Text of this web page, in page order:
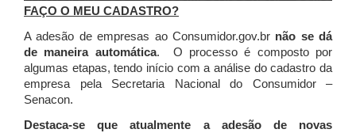
FAÇO O MEU CADASTRO?
A adesão de empresas ao Consumidor.gov.br não se dá
de maneira automática. O processo é composto por
algumas etapas, tendo início com a análise do cadastro da
empresa pela Secretaria Nacional do Consumidor –
Senacon.
Destaca-se que atualmente a adesão de novas